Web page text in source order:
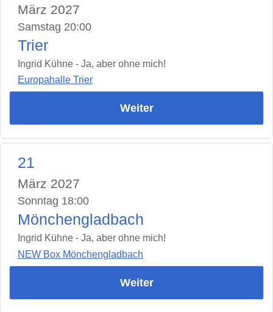
März 2027
Samstag 20:00
Trier
Ingrid Kühne - Ja, aber ohne mich!
Europahalle Trier
Weiter
21
März 2027
Sonntag 18:00
Mönchengladbach
Ingrid Kühne - Ja, aber ohne mich!
NEW Box Mönchengladbach
Weiter